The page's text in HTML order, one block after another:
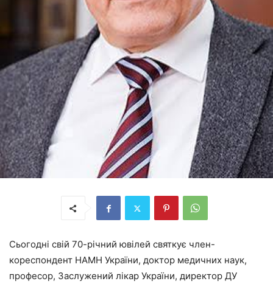
Сьогодні свій 70-річний ювілей святкує член-
кореспондент НАМН України, доктор медичних наук,
професор, Заслужений лікар України, директор ДУ